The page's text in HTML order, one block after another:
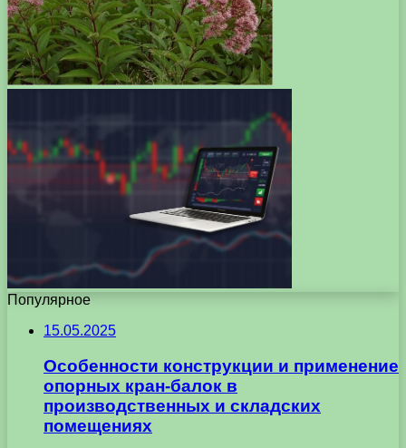
Популярное
15.05.2025
Особенности конструкции и применение
опорных кран-балок в
производственных и складских
помещениях